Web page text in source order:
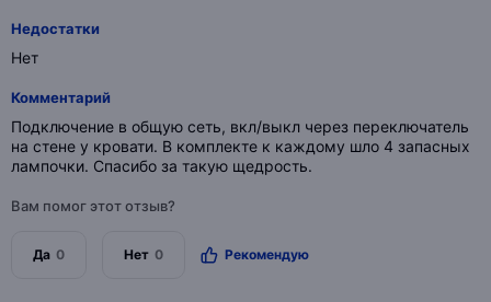
Недостатки
Нет
Комментарий
Подключение в общую сеть, вкл/выкл через переключатель
на стене у кровати. В комплекте к каждому шло 4 запасных
лампочки. Спасибо за такую щедрость.
Вам помог этот отзыв?
Да 0 Нет 0 Рекомендую